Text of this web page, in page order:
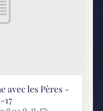
avec les Pères -
17